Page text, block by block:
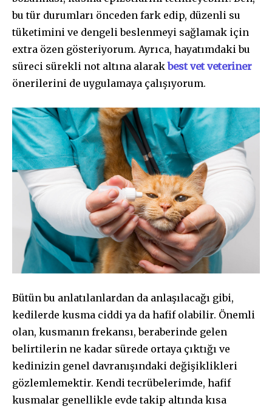
bu tür durumları önceden fark edip, düzenli su
tüketimini ve dengeli beslenmeyi sağlamak için
extra özen gösteriyorum. Ayrıca, hayatımdaki bu
süreci sürekli not altına alarakbest vet veteriner
önerilerini de uygulamaya çalışıyorum.
Bütün bu anlatılanlardan da anlaşılacağı gibi,
kedilerde kusma ciddi ya da hafif olabilir. Önemli
olan, kusmanın frekansı, beraberinde gelen
belirtilerin ne kadar sürede ortaya çıktığı ve
kedinizin genel davranışındaki değişiklikleri
gözlemlemektir. Kendi tecrübelerimde, hafif
kusmalar genellikle evde takip altında kısa